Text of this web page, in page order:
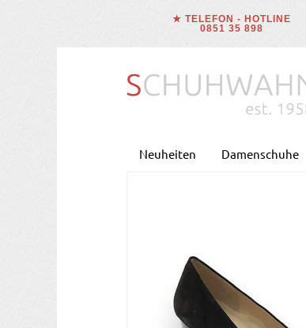
★ TELEFON - HOTLINE
0851 35 898
Neuheiten Damenschuhe